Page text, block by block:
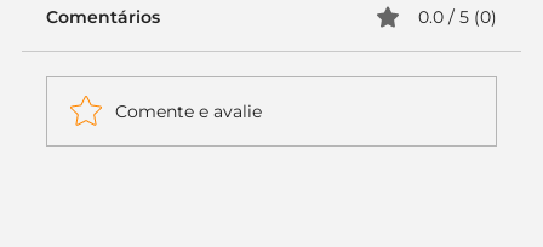
Comentários 0.0 / 5 (0)
Comente e avalie